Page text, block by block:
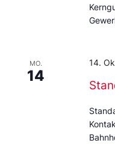
MO.
14
14.